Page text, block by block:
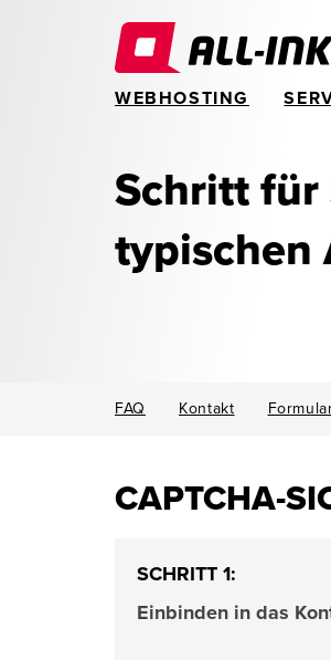
WEBHOSTING
Schritt für
typischen
FAQ Kontakt
CAPTCHA-
SCHRITT 1:
Einbinden in das